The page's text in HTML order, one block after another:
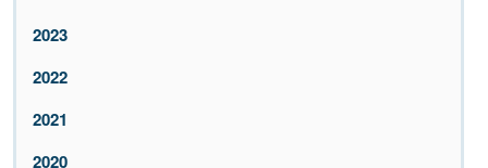
2023
2022
2021
2020